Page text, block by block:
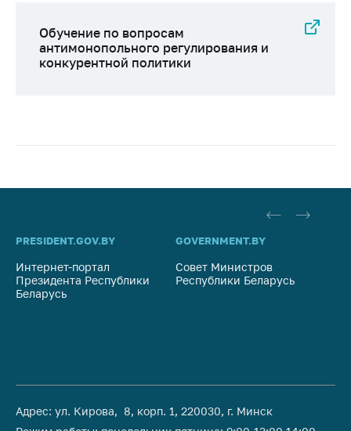
Обучение по вопросам
антимонопольного регулирования и
конкурентной политики
PRESIDENT.GOV.BY
Интернет-портал
Президента Республики
Беларусь
GOVERNMENT.BY
Совет Министров
Республики Беларусь
Адрес: ул. Кирова, 8, корп. 1, 220030, г. Минск